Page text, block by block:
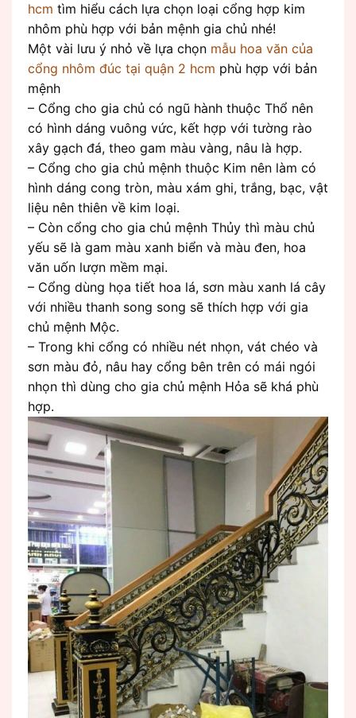
hcm tìm hiểu cách lựa chọn loại cổng hợp kim
nhôm phù hợp với bản mệnh gia chủ nhé!
Một vài lưu ý nhỏ về lựa chọn mẫu hoa văn của
cổng nhôm đúc tại quận 2 hcm phù hợp với bản
mệnh
– Cổng cho gia chủ có ngũ hành thuộc Thổ nên
có hình dáng vuông vức, kết hợp với tường rào
xây gạch đá, theo gam màu vàng, nâu là hợp.
– Cổng cho gia chủ mệnh thuộc Kim nên làm có
hình dáng cong tròn, màu xám ghi, trắng, bạc, vật
liệu nên thiên về kim loại.
– Còn cổng cho gia chủ mệnh Thủy thì màu chủ
yếu sẽ là gam màu xanh biển và màu đen, hoa
văn uốn lượn mềm mại.
– Cổng dùng họa tiết hoa lá, sơn màu xanh lá cây
với nhiều thanh song song sẽ thích hợp với gia
chủ mệnh Mộc.
– Trong khi cổng có nhiều nét nhọn, vát chéo và
sơn màu đỏ, nâu hay cổng bên trên có mái ngói
nhọn thì dùng cho gia chủ mệnh Hỏa sẽ khá phù
hợp.